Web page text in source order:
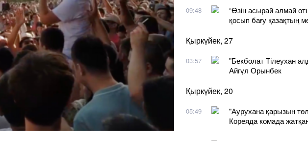
09:48
“Өзін асырай алмай
қосып бағу қазақтың
Қыркүйек, 27
03:57
"Бекболат Тілеухан
Айгүл Орынбек
Қыркүйек, 20
05:49
"Аурухана қарызын
Кореяда комада